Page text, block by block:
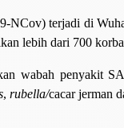
NCov) terjadi di
lebih dari 700
wabah penyakit
, rubella/cacar jerman